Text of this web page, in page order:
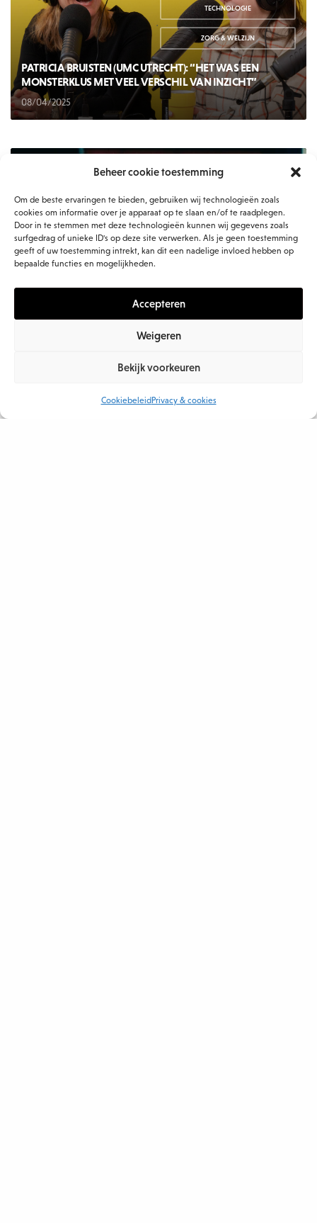
Beheer cookie toestemming
Om de beste ervaringen te bieden, gebruiken wij technologieën zoals
cookies om informatie over je apparaat op te slaan en/of te raadplegen.
Door in te stemmen met deze technologieën kunnen wij gegevens zoals
surfgedrag of unieke ID's op deze site verwerken. Als je geen toestemming
geeft of uw toestemming intrekt, kan dit een nadelige invloed hebben op
bepaalde functies en mogelijkheden.
Accepteren
Weigeren
Bekijk voorkeuren
Cookiebeleid Privacy & cookies
TECHNOLOGIE
,
ZORG & WELZIJN
PATRICIA BRUISTEN (UMC UTRECHT): “HET WAS EEN
MONSTERKLUS MET VEEL VERSCHIL VAN INZICHT”
08/04/2025
TECHNOLOGIE
DE EVOLVE INTRANETSCAN
08/04/2025